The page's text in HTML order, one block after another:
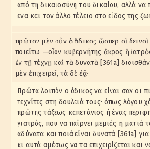
από τη δικαιοσύνη του δικαίου, αλλά να
ένα και τον άλλο τέλειο στο είδος της
πρῶτον μὲν οὖν ὁ ἄδικος ὥσπερ οἱ δεινοὶ
ποιείτω —οἷον κυβερνήτης ἄκρος ἢ
ἐν τῇ τέχνῃ καὶ τὰ δυνατὰ [361a]
μὲν ἐπιχειρεῖ, τὰ δὲ ἐᾷ·
Πρώτα λοιπόν ο άδικος να είναι σαν οι
τεχνίτες στη δουλειά τους· όπως λόγου
πρώτης τάξεως καπετάνιος ή ένας
γιατρός, που να παίρνει μεμιάς η ματιά
αδύνατα και ποιά είναι δυνατά [361a]
κι αυτά αμέσως να τα επιχειρίζεται και